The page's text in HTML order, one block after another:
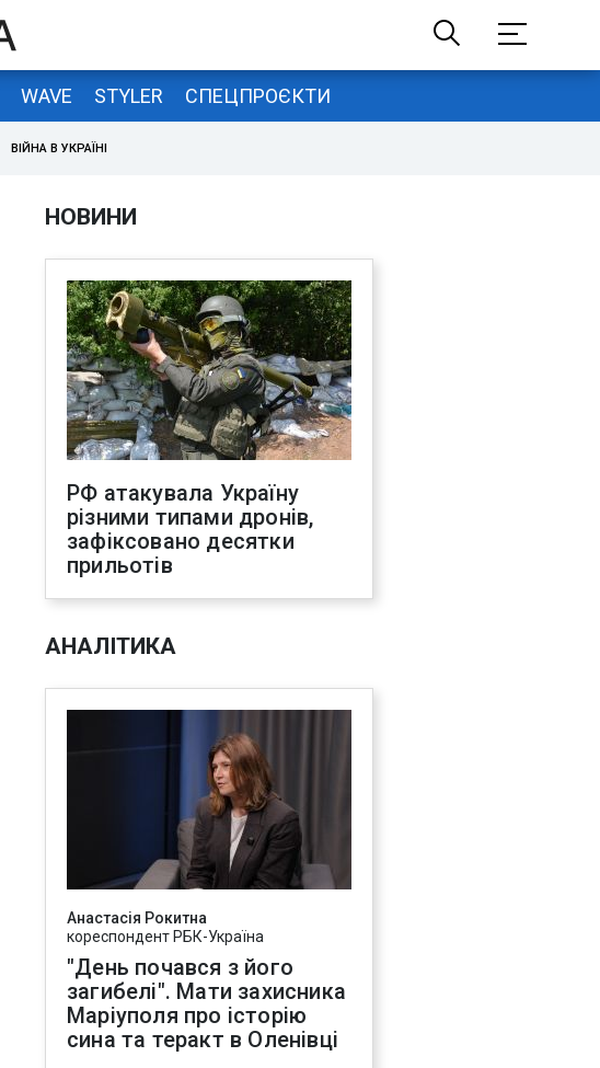
WAVE STYLER СПЕЦПРОЄКТИ
ВІЙНА В УКРАЇНІ
НОВИНИ
РФ атакувала Україну
різними типами дронів,
зафіксовано десятки
прильотів
АНАЛІТИКА
Анастасія Рокитна
кореспондент РБК-Україна
"День почався з його
загибелі". Мати захисника
Маріуполя про історію
сина та теракт в Оленівці